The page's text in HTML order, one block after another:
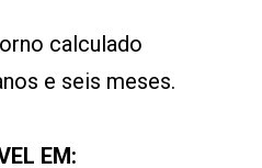
calculado
e seis meses.
EM: